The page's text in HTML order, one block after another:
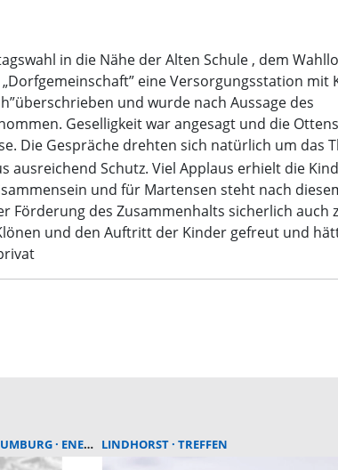
in die Nähe der Alten Schule , dem
eine Versorgungsstation mit
und wurde nach Aussage des
Geselligkeit war angesagt und die
Die Gespräche drehten sich natürlich um das
ausreichend Schutz. Viel Applaus erhielt die
und für Martensen steht nach
Förderung des Zusammenhalts sicherlich auch
und den Auftritt der Kinder gefreut und
ENERGIE LINDHORST TREFFEN